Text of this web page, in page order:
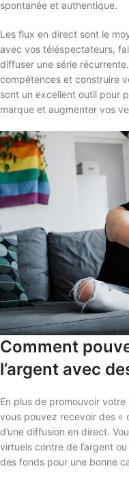
spontanée et authentique.
Les flux en direct sont le
avec vos téléspectateurs,
diffuser une série
compétences et construire
sont un excellent outil pour
marque et augmenter vos
Comment
l’argent avec
En plus de promouvoir
vous pouvez recevoir des «
d’une diffusion en direct.
virtuels contre de l’argent
des fonds pour une bonne